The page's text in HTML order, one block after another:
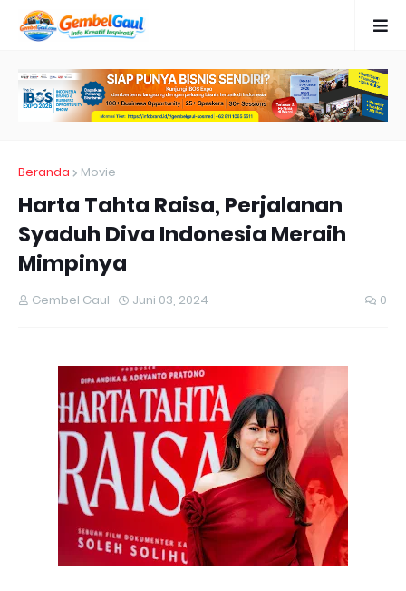
Beranda Movie
Harta Tahta Raisa, Perjalanan
Syaduh Diva Indonesia Meraih
Mimpinya
Gembel Gaul Juni 03, 2024 0